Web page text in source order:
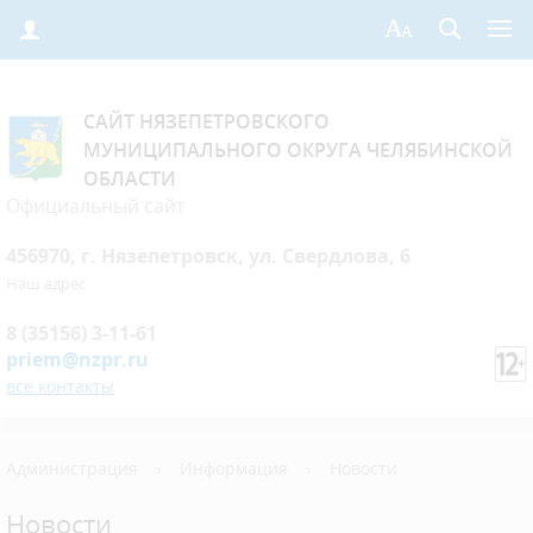
САЙТ НЯЗЕПЕТРОВСКОГО
МУНИЦИПАЛЬНОГО ОКРУГА ЧЕЛЯБИНСКОЙ
ОБЛАСТИ
priem@nzpr.ru
все контакты
Новости